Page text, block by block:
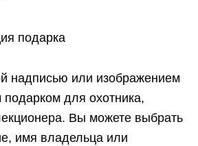
подарка
надписью или изображением
подарком для охотника,
Вы можете выбрать
имя владельца или